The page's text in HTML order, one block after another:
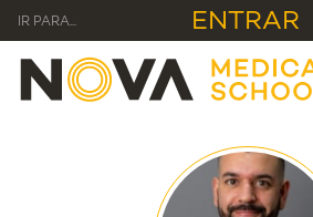
IR PARA... ENTRAR